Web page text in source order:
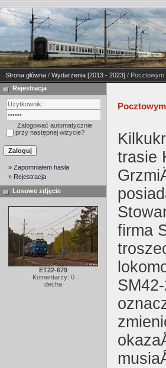
Strona główna / Wydarzenia [2013 - 2023] / Pocztowym
Rejestracja
Zalogować automatycznie
przy następnej wizycie?
» Zapomniałem hasła
» Rejestracja
Losowe zdjęcie
ET22-679
Komentarzy: 0
decha
trasie
firma